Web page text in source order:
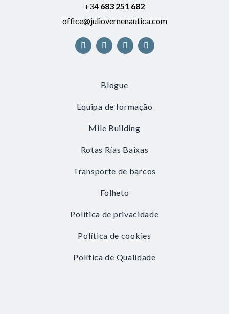
+34 683 251 682
office@juliovernenautica.com
Blogue
Equipa de formação
Mile Building
Rotas Rías Baixas
Transporte de barcos
Folheto
Política de privacidade
Política de cookies
Política de Qualidade